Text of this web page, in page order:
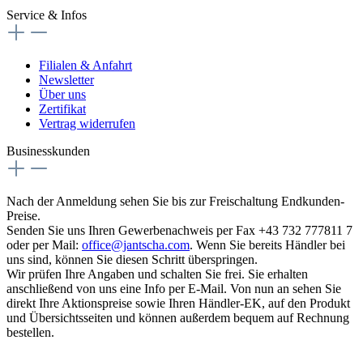
Service & Infos
Filialen & Anfahrt
Newsletter
Über uns
Zertifikat
Vertrag widerrufen
Businesskunden
Nach der Anmeldung sehen Sie bis zur Freischaltung Endkunden-
Preise.
Senden Sie uns Ihren Gewerbenachweis per Fax +43 732 777811 7
oder per Mail: office@jantscha.com. Wenn Sie bereits Händler bei
uns sind, können Sie diesen Schritt überspringen.
Wir prüfen Ihre Angaben und schalten Sie frei. Sie erhalten
anschließend von uns eine Info per E-Mail. Von nun an sehen Sie
direkt Ihre Aktionspreise sowie Ihren Händler-EK, auf den Produkt
und Übersichtsseiten und können außerdem bequem auf Rechnung
bestellen.